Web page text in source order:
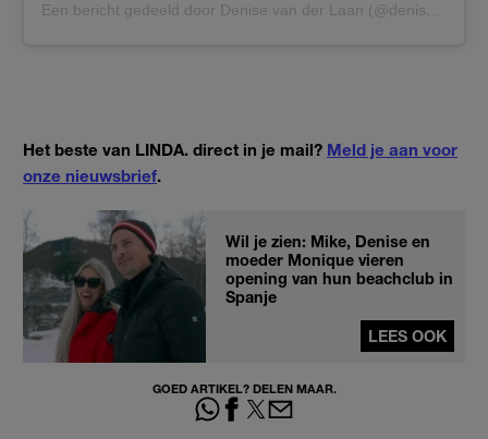
Een bericht gedeeld door Denise van der Laan (@denisevdlaanx)
Het beste van LINDA. direct in je mail? Meld je aan voor
onze nieuwsbrief.
Wil je zien: Mike, Denise en
moeder Monique vieren
opening van hun beachclub in
Spanje
LEES OOK
GOED ARTIKEL? DELEN MAAR.